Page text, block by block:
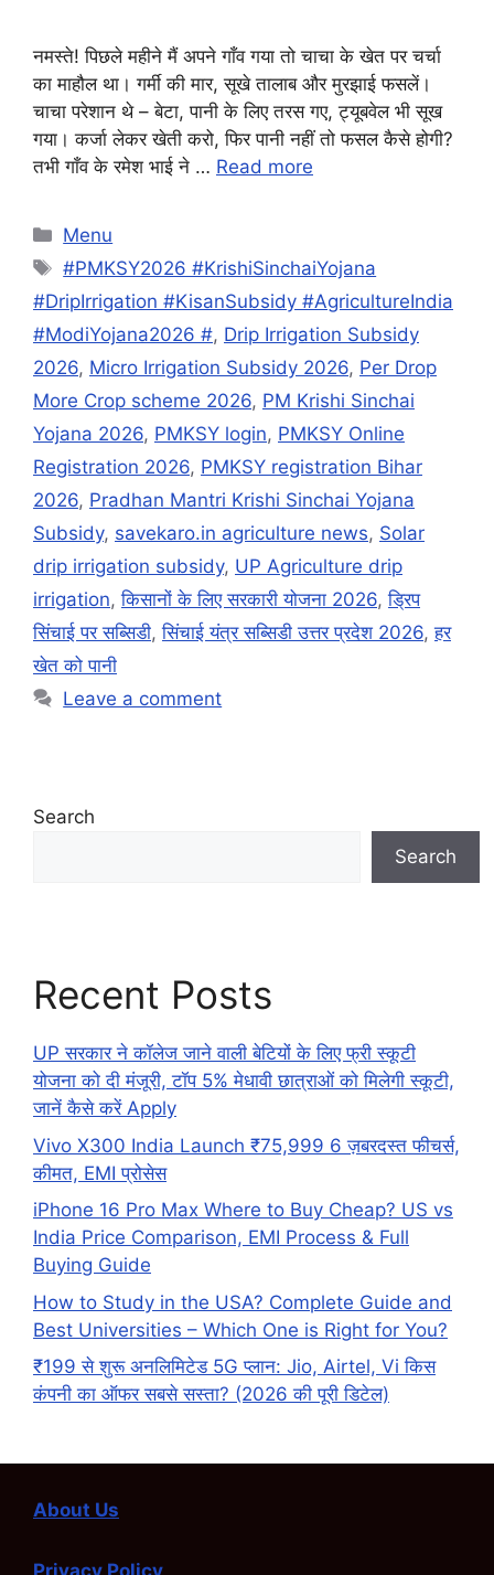
नमस्ते! पिछले महीने मैं अपने गाँव गया तो चाचा के खेत पर चर्चा
का माहौल था। गर्मी की मार, सूखे तालाब और मुरझाई फसलें।
चाचा परेशान थे – बेटा, पानी के लिए तरस गए, ट्यूबवेल भी सूख
गया। कर्जा लेकर खेती करो, फिर पानी नहीं तो फसल कैसे होगी?
तभी गाँव के रमेश भाई ने … Read more
Categories
Menu
Tags
#PMKSY2026 #KrishiSinchaiYojana
#DripIrrigation #KisanSubsidy #AgricultureIndia
#ModiYojana2026 #, Drip Irrigation Subsidy
2026, Micro Irrigation Subsidy 2026, Per Drop
More Crop scheme 2026, PM Krishi Sinchai
Yojana 2026, PMKSY login, PMKSY Online
Registration 2026, PMKSY registration Bihar
2026, Pradhan Mantri Krishi Sinchai Yojana
Subsidy, savekaro.in agriculture news, Solar
drip irrigation subsidy, UP Agriculture drip
irrigation,किसानों के लिए सरकारी योजना 2026,ड्रिप
सिंचाई पर सब्सिडी,सिंचाई यंत्र सब्सिडी उत्तर प्रदेश 2026,हर
खेत को पानी
Leave a comment
Search
Search
Recent Posts
UP सरकार ने कॉलेज जाने वाली बेटियों के लिए फ्री स्कूटी
योजना को दी मंजूरी, टॉप 5% मेधावी छात्राओं को मिलेगी स्कूटी,
जानें कैसे करें Apply
Vivo X300 India Launch ₹75,999 6 ज़बरदस्त फीचर्स,
कीमत, EMI प्रोसेस
iPhone 16 Pro Max Where to Buy Cheap? US vs
India Price Comparison, EMI Process & Full
Buying Guide
How to Study in the USA? Complete Guide and
Best Universities – Which One is Right for You?
₹199 से शुरू अनलिमिटेड 5G प्लान: Jio, Airtel, Vi किस
कंपनी का ऑफर सबसे सस्ता? (2026 की पूरी डिटेल)
About Us